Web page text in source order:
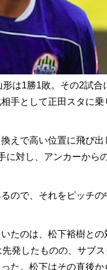
は1勝1敗。その2試合
手として正田スタに
えで高い位置に飛び出
に対し、アンカーから
ので、それをピッチ
たのは、松下裕樹との
発したものの、サブ
た。松下はその直後